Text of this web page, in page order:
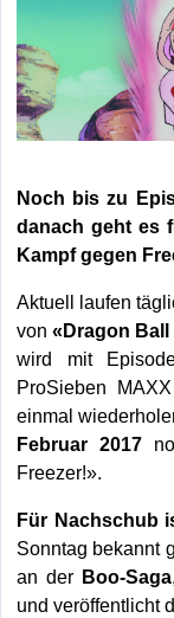
Noch bis zu
danach geht es
Kampf gegen
Aktuell laufen
von «Dragon Ball
wird mit
ProSieben
einmal
Februar 2017
Freezer!».
Für Nachschub
Sonntag bekannt
an der Boo-Saga
und veröffentlicht